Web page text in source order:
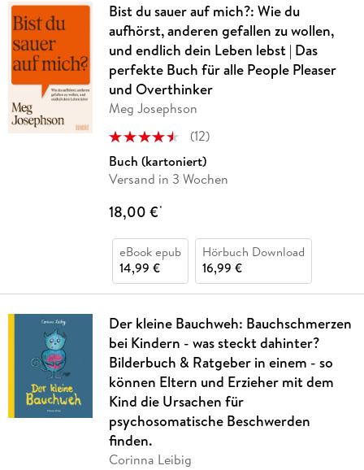
Bist du sauer auf mich?: Wie du
aufhörst, anderen gefallen zu wollen,
und endlich dein Leben lebst | Das
perfekte Buch für alle People Pleaser
und Overthinker
Meg Josephson
(12)
Buch (kartoniert)
Versand in 3 Wochen
18,00 €*
eBook epub
14,99 €
Hörbuch Download
16,99 €
Der kleine Bauchweh: Bauchschmerzen
bei Kindern - was steckt dahinter?
Bilderbuch & Ratgeber in einem - so
können Eltern und Erzieher mit dem
Kind die Ursachen für
psychosomatische Beschwerden
finden.
Corinna Leibig